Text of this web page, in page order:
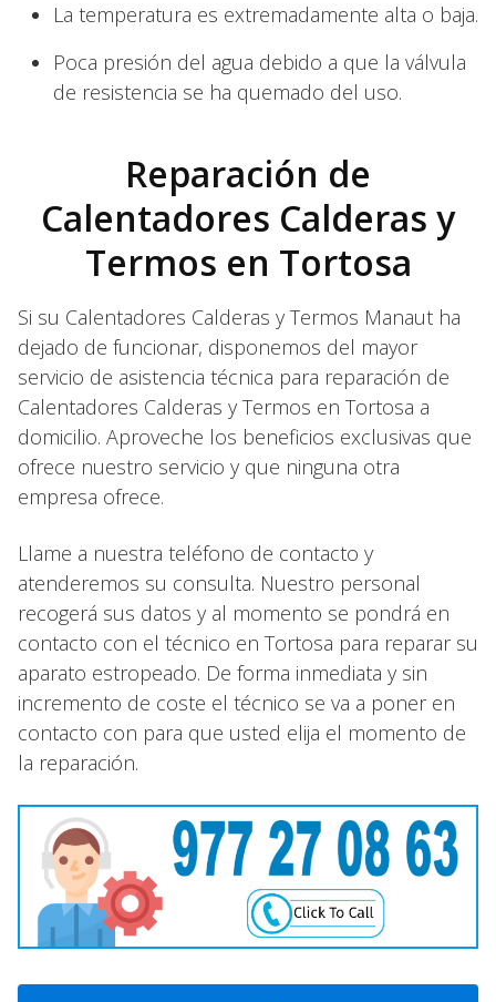
La temperatura es extremadamente alta o baja.
Poca presión del agua debido a que la válvula
de resistencia se ha quemado del uso.
Reparación de
Calentadores Calderas y
Termos en Tortosa
Si su Calentadores Calderas y Termos Manaut ha
dejado de funcionar, disponemos del mayor
servicio de asistencia técnica para reparación de
Calentadores Calderas y Termos en Tortosa a
domicilio. Aproveche los beneficios exclusivas que
ofrece nuestro servicio y que ninguna otra
empresa ofrece.
Llame a nuestra teléfono de contacto y
atenderemos su consulta. Nuestro personal
recogerá sus datos y al momento se pondrá en
contacto con el técnico en Tortosa para reparar su
aparato estropeado. De forma inmediata y sin
incremento de coste el técnico se va a poner en
contacto con para que usted elija el momento de
la reparación.